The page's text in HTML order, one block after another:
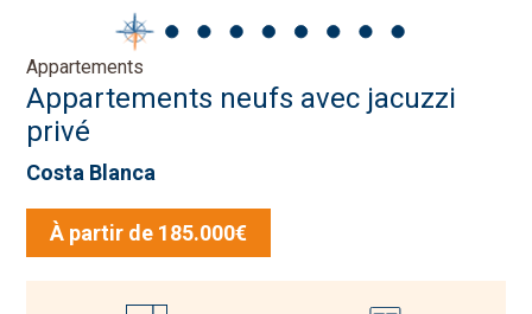
Appartements
Appartements neufs avec jacuzzi
privé
Costa Blanca
À partir de 185.000€